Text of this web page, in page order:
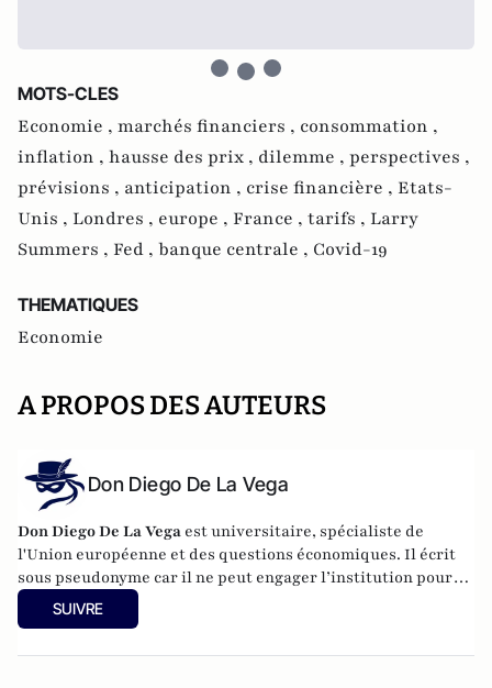
MOTS-CLES
Economie , marchés financiers , consommation ,
inflation , hausse des prix , dilemme , perspectives ,
prévisions , anticipation , crise financière , Etats-
Unis , Londres , europe , France , tarifs , Larry
Summers , Fed , banque centrale , Covid-19
THEMATIQUES
Economie
A PROPOS DES AUTEURS
Don Diego De La Vega
Don Diego De La Vega est universitaire, spécialiste de
l'Union européenne et des questions économiques. Il écrit
sous pseudonyme car il ne peut engager l’institution pour
laquelle il travaille.
SUIVRE